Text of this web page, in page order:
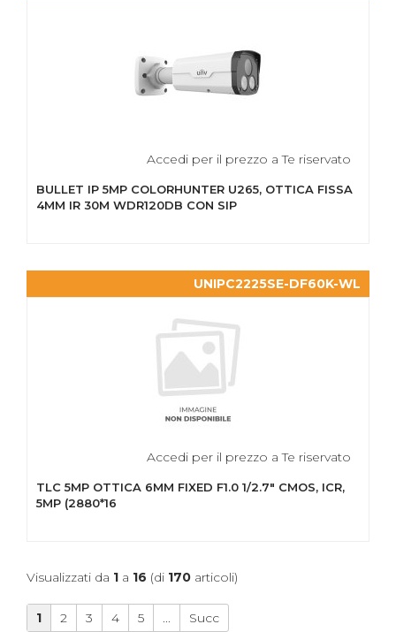
Accedi per il prezzo a Te riservato
BULLET IP 5MP COLORHUNTER U265, OTTICA FISSA
4MM IR 30M WDR120DB CON SIP
UNIPC2225SE-DF60K-WL
Accedi per il prezzo a Te riservato
TLC 5MP OTTICA 6MM FIXED F1.0 1/2.7" CMOS, ICR,
5MP (2880*16
Visualizzati da 1 a 16 (di 170 articoli)
1 2 3 4 5 ... Succ